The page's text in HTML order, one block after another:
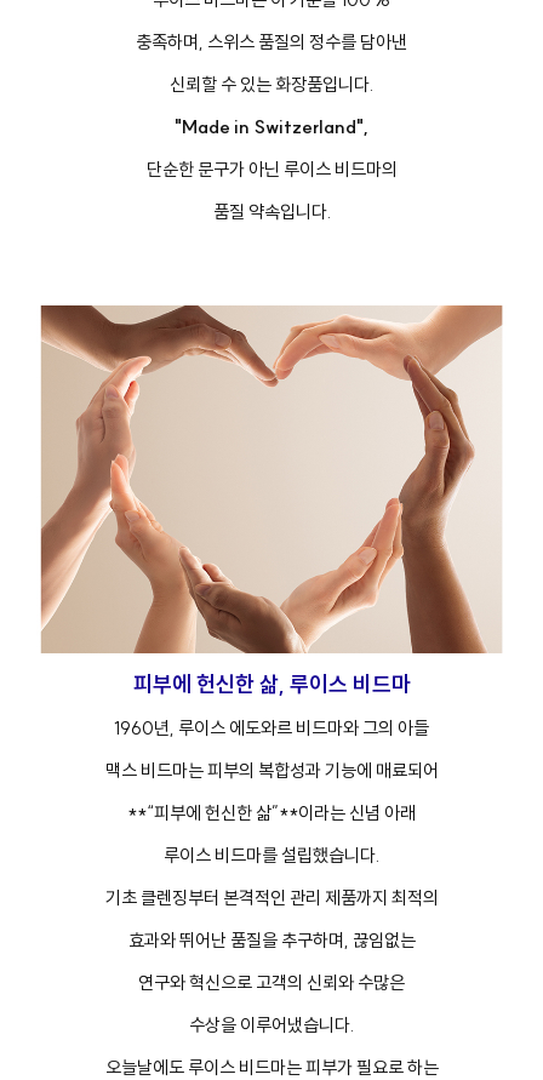
#아이
충족하며, 스위스 품질의 정수를 담아낸
신뢰할 수 있는 화장품입니다.
"Made in Switzerland",
단순한 문구가 아닌 루이스 비드마의
품질 약속입니다.
피부에 헌신한 삶, 루이스 비드마
1960년, 루이스 에도와르 비드마와 그의 아들
맥스 비드마는 피부의 복합성과 기능에 매료되어
**“피부에 헌신한 삶”**이라는 신념 아래
루이스 비드마를 설립했습니다.
기초 클렌징부터 본격적인 관리 제품까지 최적의
효과와 뛰어난 품질을 추구하며, 끊임없는
연구와 혁신으로 고객의 신뢰와 수많은
수상을 이루어냈습니다.
오늘날에도 루이스 비드마는 피부가 필요로 하는